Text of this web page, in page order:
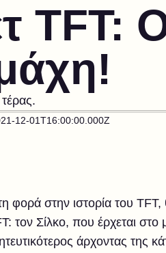
TFT:
12-01T16:00:00.000Z
φορά στην ιστορία του TFT,
τον Σίλκο, που έρχεται στο
άρχοντας της